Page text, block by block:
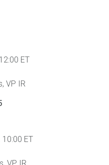
ET
VP IR
ET